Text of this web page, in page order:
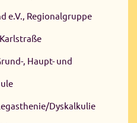
e.V., Regionalgruppe
, Haupt- und
Dyskalkulie